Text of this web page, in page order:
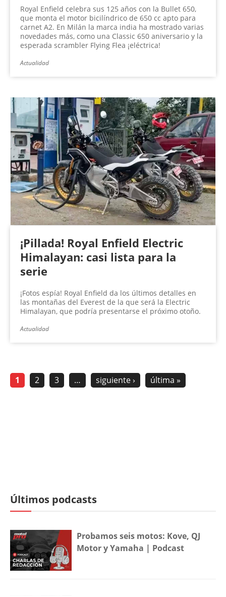
Royal Enfield celebra sus 125 años con la Bullet 650,
que monta el motor bicilíndrico de 650 cc apto para
carnet A2. En Milán la marca india ha mostrado varias
novedades más, como una Classic 650 aniversario y la
esperada scrambler Flying Flea ¡eléctrica!
Actualidad
¡Pillada! Royal Enfield Electric
Himalayan: casi lista para la
serie
¡Fotos espía! Royal Enfield da los últimos detalles en
las montañas del Everest de la que será la Electric
Himalayan, que podría presentarse el próximo otoño.
Actualidad
1 2 3 … siguiente › última »
Últimos podcasts
Probamos seis motos: Kove, QJ
Motor y Yamaha | Podcast